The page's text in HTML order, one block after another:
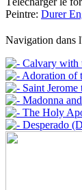
Peintre: Durer
Navigation dans